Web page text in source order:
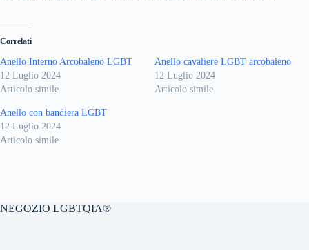
Correlati
Anello Interno Arcobaleno LGBT
12 Luglio 2024
Articolo simile
Anello cavaliere LGBT arcobaleno
12 Luglio 2024
Articolo simile
Anello con bandiera LGBT
12 Luglio 2024
Articolo simile
NEGOZIO LGBTQIA®